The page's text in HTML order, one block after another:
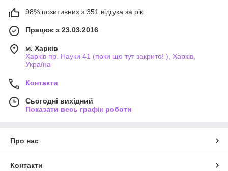
98% позитивних з 351 відгука за рік
Працює з 23.03.2016
м. Харків
Харків пр. Науки 41 (поки що тут закрито! ), Харків,
Україна
Контакти
Сьогодні вихідний
Показати весь графік роботи
Про нас
Контакти